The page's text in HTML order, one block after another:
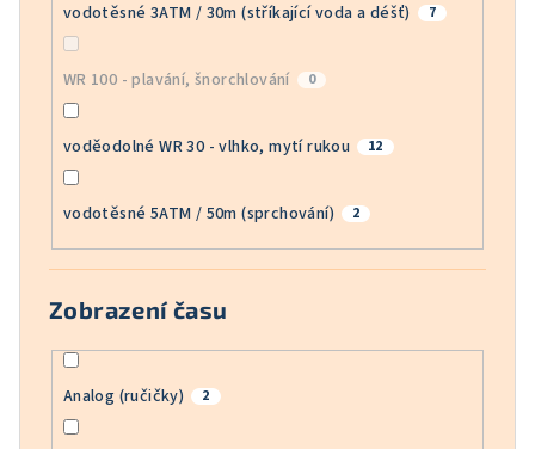
vodotěsné 3ATM / 30m (stříkající voda a déšť) 7
WR 100 - plavání, šnorchlování 0
voděodolné WR 30 - vlhko, mytí rukou 12
vodotěsné 5ATM / 50m (sprchování) 2
Zobrazení času
Analog (ručičky) 2